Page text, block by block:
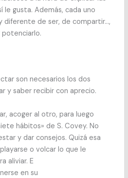
le gusta. Además, cada uno
diferente de ser, de compartir…,
son necesarios los dos
y saber recibir con aprecio.
acoger al otro, para luego
hábitos» de S. Covey. No
y dar consejos. Quizá esa
o volcar lo que le
aliviar. E
en su